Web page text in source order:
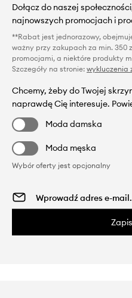
Dołącz do naszej
najnowszych promocjach i
**Rabat jest jednorazowy,
ważny przy zakupach za min. 350
promocjami, a niektóre produkty
Szczegóły na stronie: wykluczenia
Chcemy, żeby do Twojej
naprawdę Cię interesuje.
Moda damska
Moda męska
Wybór oferty jest opcjonalny